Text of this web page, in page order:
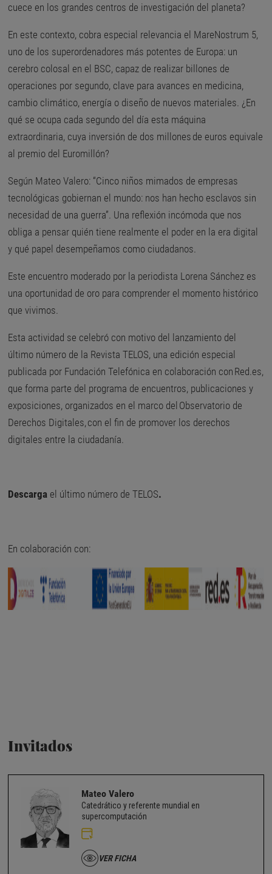
cuece en los grandes centros de investigación del planeta?
En este contexto, cobra especial relevancia el MareNostrum 5,
uno de los superordenadores más potentes de Europa: un
cerebro colosal en el BSC, capaz de realizar billones de
operaciones por segundo, clave para avances en medicina,
cambio climático, energía o diseño de nuevos materiales. ¿En
qué se ocupa cada segundo del día esta máquina
extraordinaria, cuya inversión de dos millones de euros equivale
al premio del Euromillón?
Según Mateo Valero: “Cinco niños mimados de empresas
tecnológicas gobiernan el mundo: nos han hecho esclavos sin
necesidad de una guerra”. Una reflexión incómoda que nos
obliga a pensar quién tiene realmente el poder en la era digital
y qué papel desempeñamos como ciudadanos.
Este encuentro moderado por la periodista Lorena Sánchez es
una oportunidad de oro para comprender el momento histórico
que vivimos.
Esta actividad se celebró con motivo del lanzamiento del
último número de la Revista TELOS, una edición especial
publicada por Fundación Telefónica en colaboración con Red.es,
que forma parte del programa de encuentros, publicaciones y
exposiciones, organizados en el marco del Observatorio de
Derechos Digitales, con el fin de promover los derechos
digitales entre la ciudadanía.
Descarga el último número de TELOS.
En colaboración con:
Invitados
Mateo Valero
Catedrático y referente mundial en
supercomputación
VER FICHA